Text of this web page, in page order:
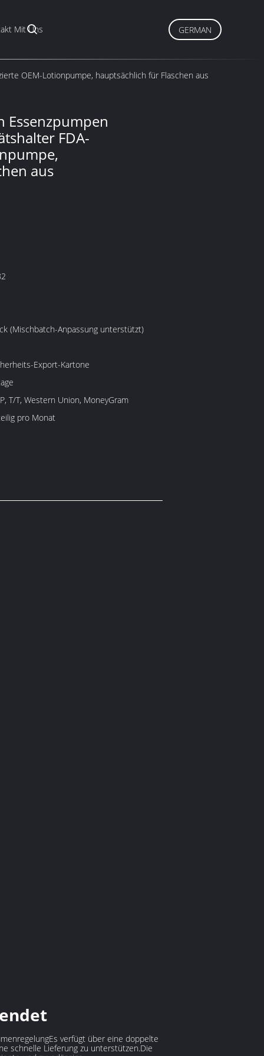
Mit Uns GERMAN
OEM-Lotionpumpe, hauptsächlich für Flaschen aus
Essenzpumpen
FDA-
aus
(Mischbatch-Anpassung unterstützt)
Export-Kartone
T/T, Western Union, MoneyGram
pro Monat
verfügt über eine doppelte
schnelle Lieferung zu unterstützen.Die